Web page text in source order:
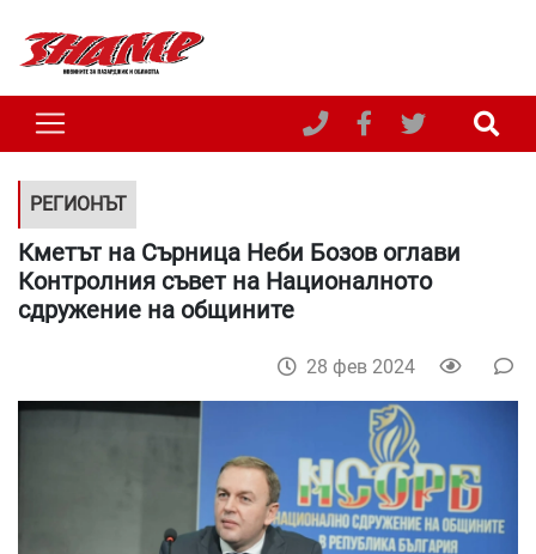
РЕГИОНЪТ
Кметът на Сърница Неби Бозов оглави
Контролния съвет на Националното
сдружение на общините
28 фев 2024